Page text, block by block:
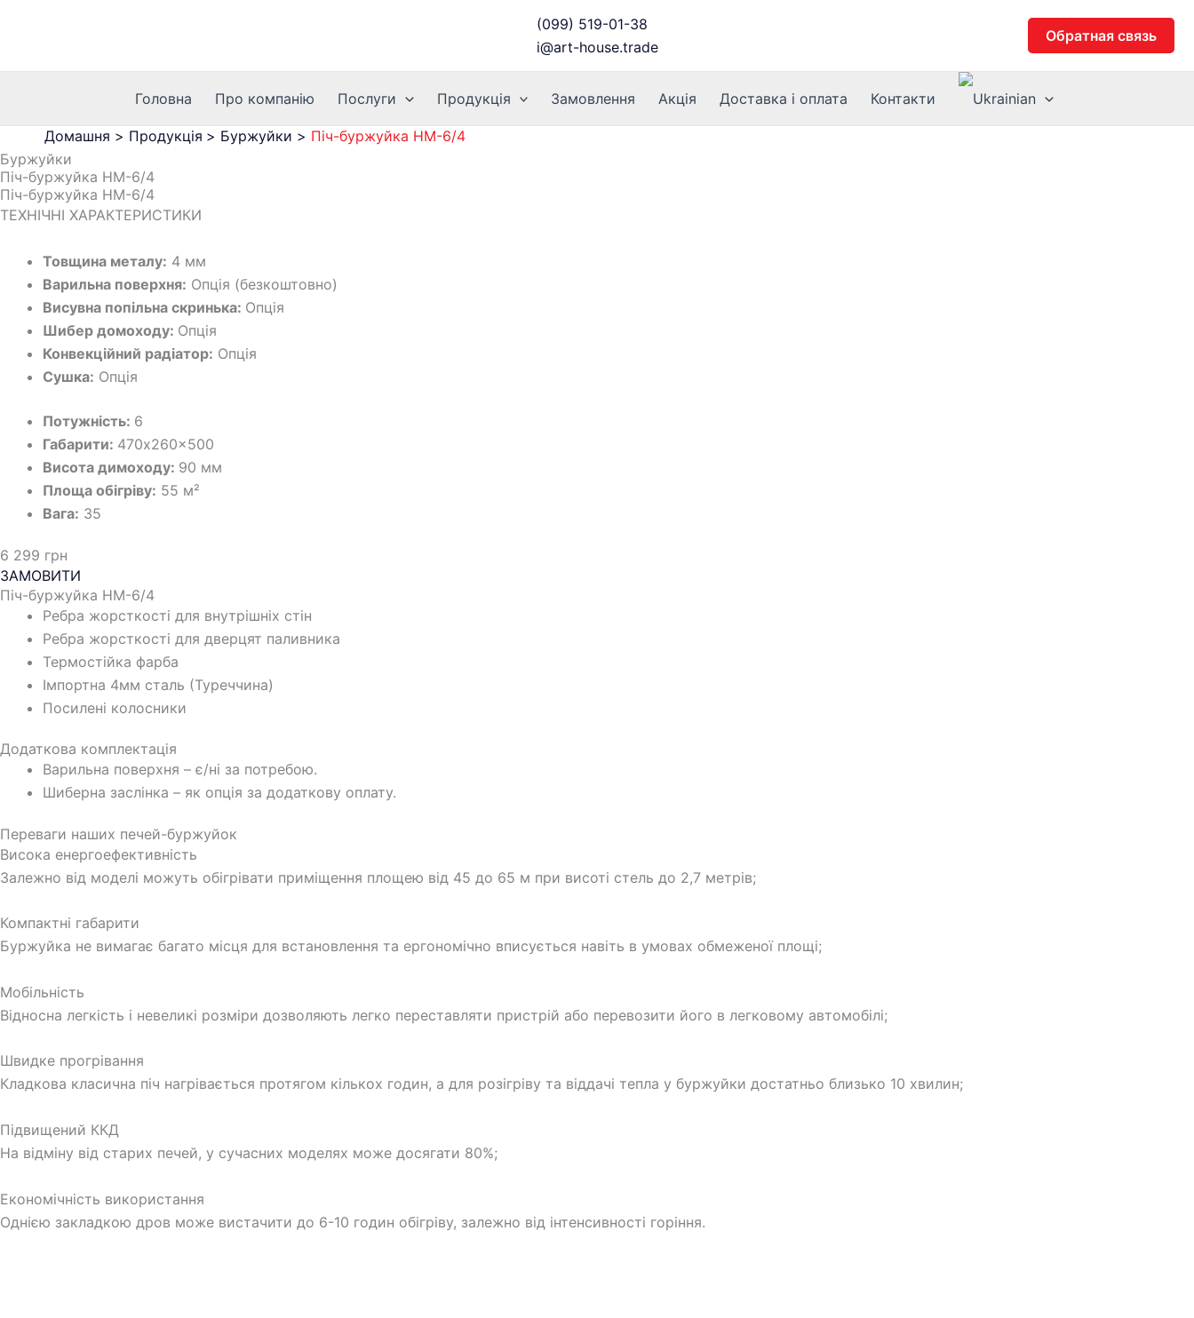
(099) 519-01-38
i@art-house.trade
Обратная связь
Головна Про компанію Послуги Продукція Замовлення Акція Доставка і оплата Контакти
Домашня Продукція Буржуйки
Піч-буржуйка HM-6/4
Буржуйки
Піч-буржуйка HM-6/4
Піч-буржуйка HM-6/4
ТЕХНІЧНІ ХАРАКТЕРИСТИКИ
Товщина металу: 4 мм
Варильна поверхня: Опція (безкоштовно)
Висувна попільна скринька: Опція
Шибер домоходу: Опція
Конвекційний радіатор: Опція
Сушка: Опція
Потужність: 6
Габарити: 470x260x500
Висота димоходу: 90 мм
Площа обігріву: 55 м²
Вага: 35
6 299 грн
ЗАМОВИТИ
Піч-буржуйка HM-6/4
Ребра жорсткості для внутрішніх стін
Ребра жорсткості для дверцят паливника
Термостійка фарба
Імпортна 4мм сталь (Туреччина)
Посилені колосники
Додаткова комплектація
Варильна поверхня – є/ні за потребою.
Шиберна заслінка – як опція за додаткову оплату.
Переваги наших печей-буржуйок
Висока енергоефективність
Залежно від моделі можуть обігрівати приміщення площею від 45 до 65 м при висоті стель до 2,7 метрів;
Компактні габарити
Буржуйка не вимагає багато місця для встановлення та ергономічно вписується навіть в умовах обмеженої площі;
Мобільність
Відносна легкість і невеликі розміри дозволяють легко переставляти пристрій або перевозити його в легковому автомобілі;
Швидке прогрівання
Кладкова класична піч нагрівається протягом кількох годин, а для розігріву та віддачі тепла у буржуйки достатньо близько 10 хвилин;
Підвищений ККД
На відміну від старих печей, у сучасних моделях може досягати 80%;
Економічність використання
Однією закладкою дров може вистачити до 6-10 годин обігріву, залежно від інтенсивності горіння.